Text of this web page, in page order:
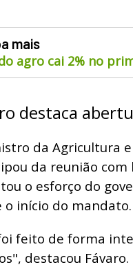
mais
agro cai 2% no
destaca
da Agricultura
da reunião com
o esforço do
o início do mandato.
feito de forma
destacou